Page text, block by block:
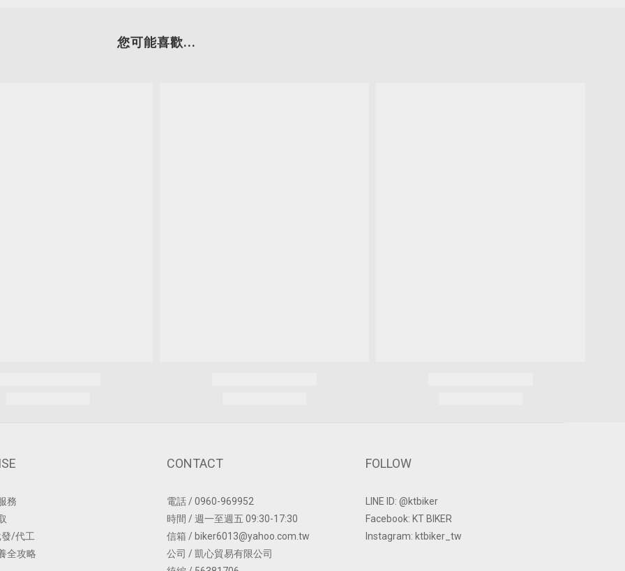
您可能喜歡...
務
/代工
全攻略
CONTACT
電話 / 0960-969952
時間 / 週一至週五 09:30-17:30
信箱 / biker6013@yahoo.com.tw
公司 / 凱心貿易有限公司
FOLLOW
LINE ID: @ktbiker
Facebook: KT BIKER
Instagram: ktbiker_tw